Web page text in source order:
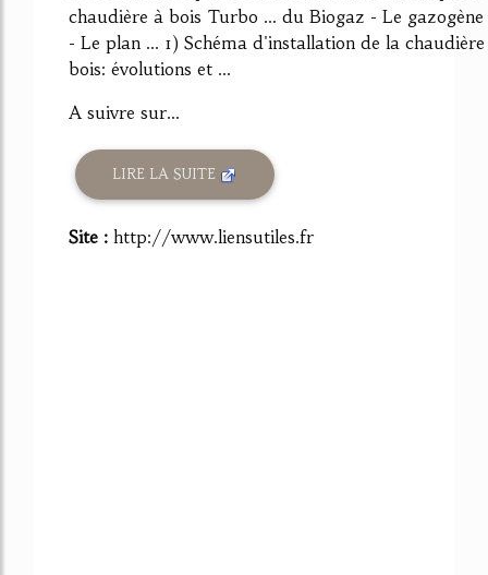
chaudière à bois Turbo ... du Biogaz - Le gazogène
- Le plan ... 1) Schéma d'installation de la chaudière
bois: évolutions et ...
A suivre sur...
LIRE LA SUITE
Site : http://www.liensutiles.fr